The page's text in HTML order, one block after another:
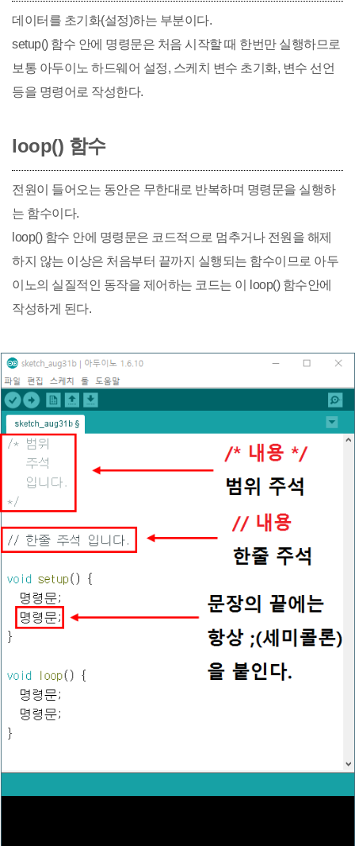
데이터를 초기화(설정)하는 부분이다.
setup() 함수 안에 명령문은 처음 시작할 때 한번만 실행하므로
보통 아두이노 하드웨어 설정, 스케치 변수 초기화, 변수 선언
등을 명령어로 작성한다.
loop() 함수
전원이 들어오는 동안은 무한대로 반복하며 명령문을 실행하
는 함수이다.
loop() 함수 안에 명령문은 코드적으로 멈추거나 전원을 해제
하지 않는 이상은 처음부터 끝까지 실행되는 함수이므로 아두
이노의 실질적인 동작을 제어하는 코드는 이 loop() 함수안에
작성하게 된다.